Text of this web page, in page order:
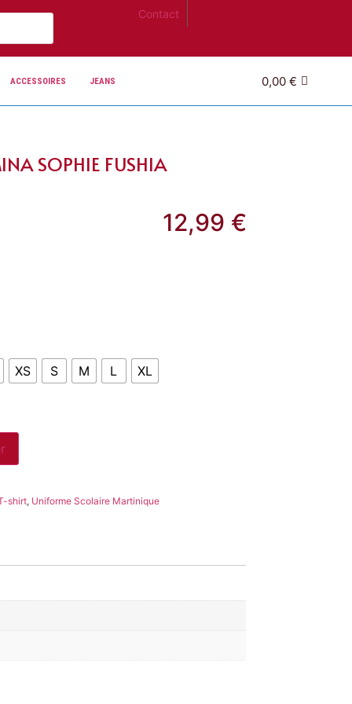
Contact
ACCESSOIRES JEANS 0,00€
SOPHIE FUSHIA
12,99 €
XS S M L XL
shirt, Uniforme Scolaire Martinique